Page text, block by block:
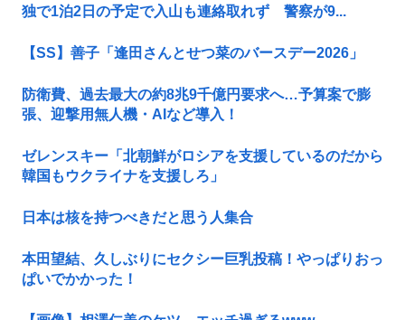
独で1泊2日の予定で入山も連絡取れず 警察が9...
【SS】善子「逢田さんとせつ菜のバースデー2026」
防衛費、過去最大の約8兆9千億円要求へ…予算案で膨
張、迎撃用無人機・AIなど導入！
ゼレンスキー「北朝鮮がロシアを支援しているのだから
韓国もウクライナを支援しろ」
日本は核を持つべきだと思う人集合
本田望結、久しぶりにセクシー巨乳投稿！やっぱりおっ
ぱいでかかった！